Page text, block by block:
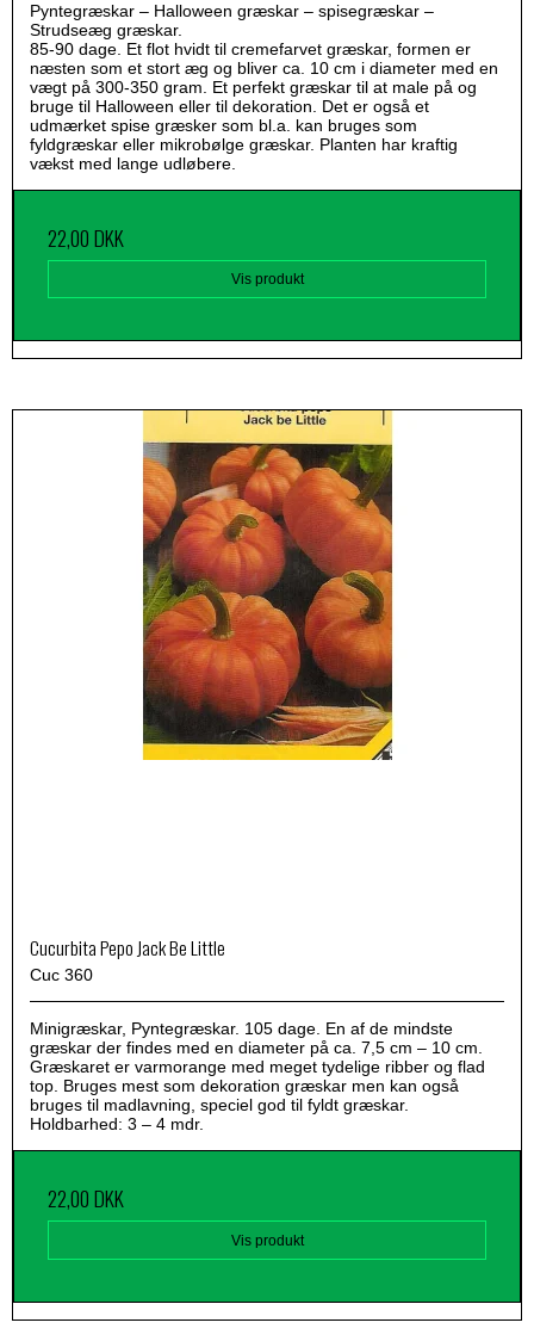
Pyntegræskar – Halloween græskar – spisegræskar –
Strudseæg græskar.
85-90 dage. Et flot hvidt til cremefarvet græskar, formen er
næsten som et stort æg og bliver ca. 10 cm i diameter med en
vægt på 300-350 gram. Et perfekt græskar til at male på og
bruge til Halloween eller til dekoration. Det er også et
udmærket spise græsker som bl.a. kan bruges som
fyldgræskar eller mikrobølge græskar. Planten har kraftig
vækst med lange udløbere.
22,00 DKK
Vis produkt
Cucurbita Pepo Jack Be Little
Cuc 360
Minigræskar, Pyntegræskar. 105 dage. En af de mindste
græskar der findes med en diameter på ca. 7,5 cm – 10 cm.
Græskaret er varmorange med meget tydelige ribber og flad
top. Bruges mest som dekoration græskar men kan også
bruges til madlavning, speciel god til fyldt græskar.
Holdbarhed: 3 – 4 mdr.
22,00 DKK
Vis produkt